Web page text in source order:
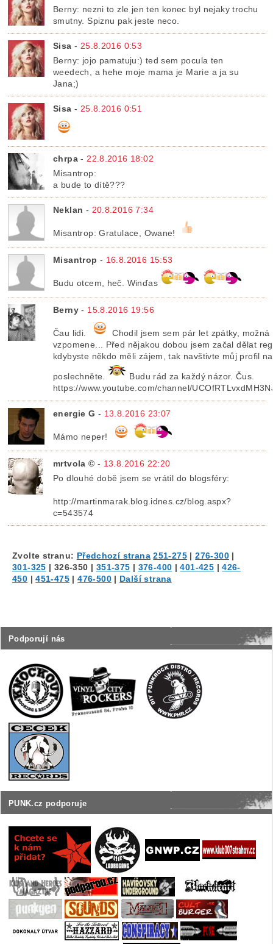
Podporují nás
PUNK.cz podporuje
Berny: nezni to zle jen ten konec byl nejaky trochu
smutny. Spiznu pak jeste neco.
Sisa - 25.8.2016 0:53
Berny: jojo pamatuju:) ted sem pocula ten
weedech, a hehe moje mama je Marie a ja su
Jana;)
Sisa - 25.8.2016 0:51
chrpa - 22.8.2016 18:02
Misantrop:
a bude to dítě???
Neklan - 20.8.2016 7:34
Misantrop: Gratulace, Owane!
Misantrop - 16.8.2016 15:53
Budu otcem, heč. Winďas
Berny - 15.8.2016 19:56
Čau lidi.
Chodil jsem sem pár let zpátky, možná
vzpomene... Před nějakou dobou jsem začal dělat
kdybyste někdo měli zájem, tak navštivte můj profil
poslechněte.
Budu rád za každý názor. Čus.
https://www.youtube.com/channel/
energie G - 13.8.2016 23:07
Mámo neper!
mrtvola © - 13.8.2016 22:20
Po dlouhé době jsem se vrátil do blogsféry:
http://martinmarak.blog.idnes.cz/blog.aspx?
c=543574
Zvolte stranu: Předchozí strana 251-275 |276-300|
301-325 | 326-350 | 351-375 | 376-400 |401-425 |426-
450 |451-475 |476-500| Další strana